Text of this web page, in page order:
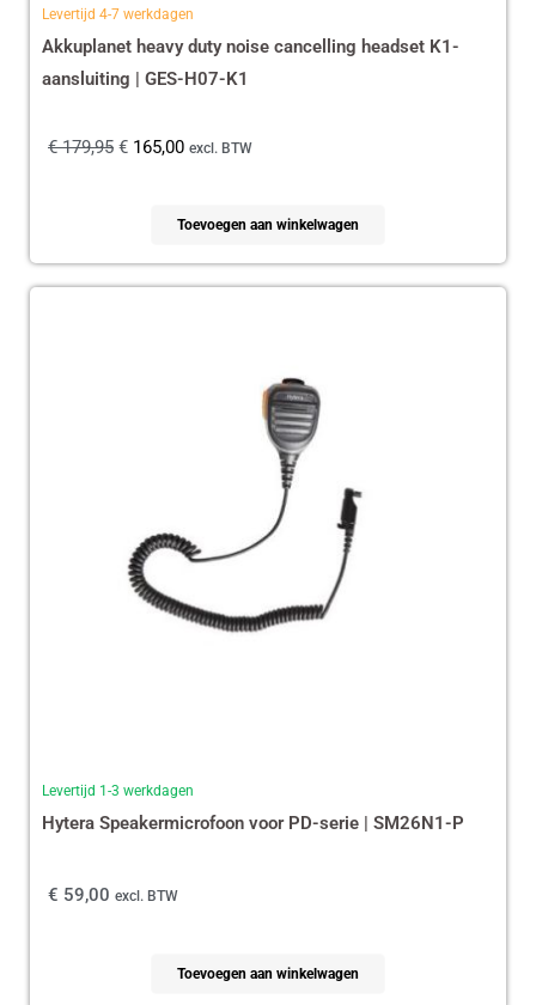
Levertijd 4-7 werkdagen
Akkuplanet heavy duty noise cancelling headset K1-
aansluiting | GES-H07-K1
€179,95 € 165,00 excl. BTW
Toevoegen aan winkelwagen
Levertijd 1-3 werkdagen
Hytera Speakermicrofoon voor PD-serie | SM26N1-P
€ 59,00 excl. BTW
Toevoegen aan winkelwagen